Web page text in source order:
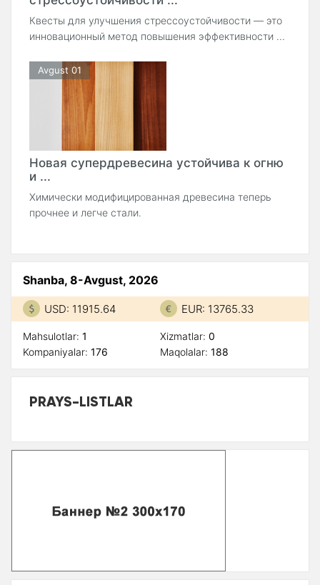
Квесты для улучшения стрессоустойчивости — это
инновационный метод повышения эффективности ...
Avgust 01
Новая супердревесина устойчива к огню
и ...
Химически модифицированная древесина теперь
прочнее и легче стали.
Shanba, 8-Avgust, 2026
USD: 11915.64 EUR: 13765.33
Mahsulotlar: 1
Kompaniyalar: 176
Xizmatlar: 0
Maqolalar: 188
PRAYS-LISTLAR